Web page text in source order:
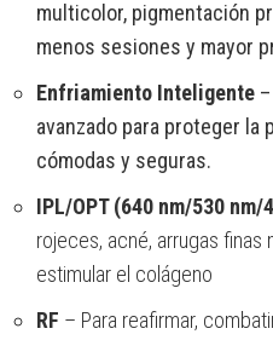
multicolor, pigmentación
menos sesiones y mayor
Enfriamiento Inteligente
avanzado para proteger la
cómodas y seguras.
IPL/OPT (640 nm/530 nm/
rojeces, acné, arrugas finas
estimular el colágeno
RF – Para reafirmar,